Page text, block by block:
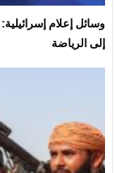
وسائل إعلام
إلى الرياضة